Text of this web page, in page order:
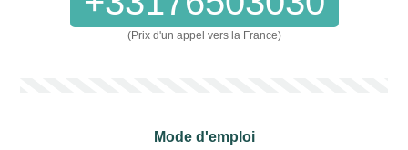
(Prix d'un appel vers la France)
Mode d'emploi